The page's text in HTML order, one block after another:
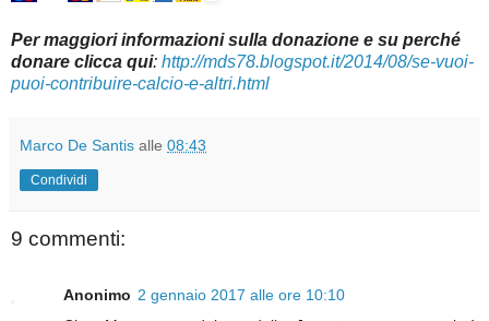
Per maggiori informazioni sulla donazione e su perché
donare clicca qui: http://mds78.blogspot.it/2014/08/se-vuoi-
puoi-contribuire-calcio-e-altri.html
Marco De Santis alle 08:43
Condividi
9 commenti:
Anonimo 2 gennaio 2017 alle ore 10:10